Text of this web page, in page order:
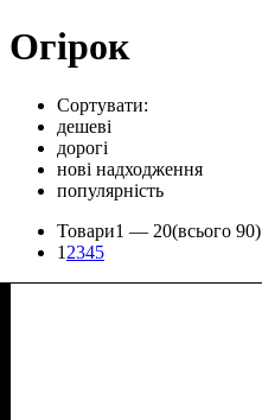
Огірок
Сортувати:
дешеві
дорогі
нові надходження
популярність
Товари1 — 20(всього 90)
1 2345